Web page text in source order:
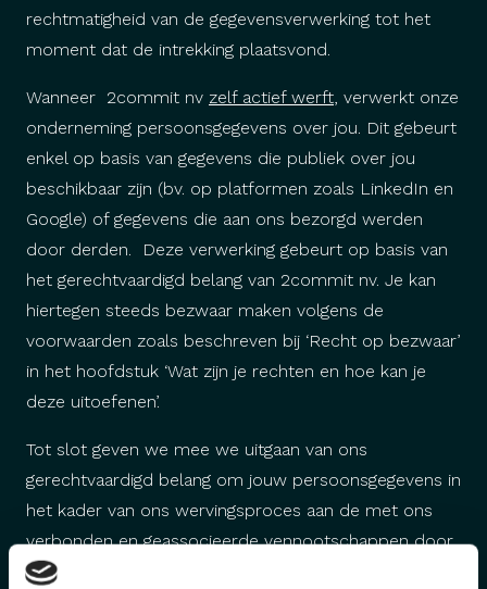
rechtmatigheid van de gegevensverwerking tot het
moment dat de intrekking plaatsvond.
Wanneer 2commit nv zelf actief werft, verwerkt onze
onderneming persoonsgegevens over jou. Dit gebeurt
enkel op basis van gegevens die publiek over jou
beschikbaar zijn (bv. op platformen zoals LinkedIn en
Google) of gegevens die aan ons bezorgd werden
door derden. Deze verwerking gebeurt op basis van
het gerechtvaardigd belang van 2commit nv. Je kan
hiertegen steeds bezwaar maken volgens de
voorwaarden zoals beschreven bij ‘Recht op bezwaar’
in het hoofdstuk ‘Wat zijn je rechten en hoe kan je
deze uitoefenen’.
Tot slot geven we mee we uitgaan van ons
gerechtvaardigd belang om jouw persoonsgegevens in
het kader van ons wervingsproces aan de met ons
verbonden en geassocieerde vennootschappen door
te geven. Dit doen we uiteraard steeds met het oog